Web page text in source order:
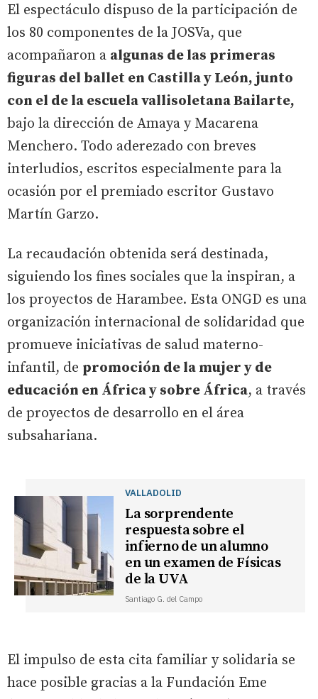
El espectáculo dispuso de la participación de
los 80 componentes de la JOSVa, que
acompañaron a algunas de las primeras
figuras del ballet en Castilla y León, junto
con el de la escuela vallisoletana Bailarte,
bajo la dirección de Amaya y Macarena
Menchero. Todo aderezado con breves
interludios, escritos especialmente para la
ocasión por el premiado escritor Gustavo
Martín Garzo.
La recaudación obtenida será destinada,
siguiendo los fines sociales que la inspiran, a
los proyectos de Harambee. Esta ONGD es una
organización internacional de solidaridad que
promueve iniciativas de salud materno-
infantil, de promoción de la mujer y de
educación en África y sobre África, a través
de proyectos de desarrollo en el área
subsahariana.
VALLADOLID
La sorprendente
respuesta sobre el
infierno de un alumno
en un examen de Físicas
de la UVA
Santiago G. del Campo
El impulso de esta cita familiar y solidaria se
hace posible gracias a la Fundación Eme